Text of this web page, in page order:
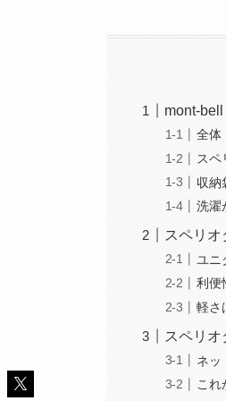
mont-
全体
スペ
収納
洗濯
スペリ
ユニ
利便
軽さ
スペリオ
ネッ
これ